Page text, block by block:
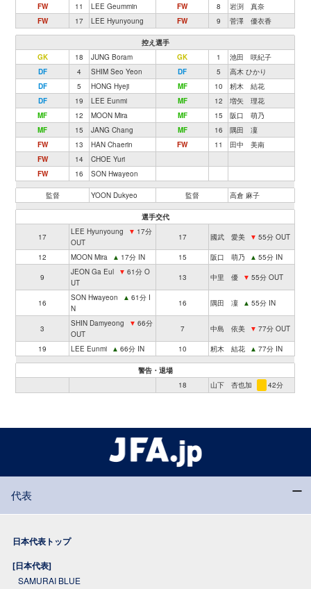
FW
11 LEE Geummin FW 8
岩渕 真奈
FW
17 LEE Hyunyoung FW 9 菅澤 優衣香
控え選手
GK
18 JUNG Boram GK 1
池田 咲紀子
DF
4 SHIM Seo Yeon DF 5
高木 ひかり
DF
5 HONG Hyeji MF 10
籾木 結花
DF
19 LEE Eunmi MF 12
増矢 理花
MF
12 MOON Mira MF 15
阪口 萌乃
MF
15 JANG Chang MF 16
隅田 凜
FW
13 HAN Chaerin FW 11
田中 美南
FW
14
CHOE Yuri
FW
16 SON Hwayeon
監督 YOON Dukyeo 監督 高倉 麻子
選手交代
17
LEE Hyunyoung ▼ 17分
OUT
17 國武 愛美 ▼ 55分 OUT
12 MOON Mira ▲ 17分 IN 15 阪口 萌乃 ▲ 55分 IN
9
JEON Ga Eul ▼ 61分 O
UT
13 中里 優 ▼ 55分 OUT
16
SON Hwayeon ▲ 61分 I
N
16 隅田 凜 ▲ 55分 IN
3
SHIN Damyeong ▼ 66分
OUT
7 中島 依美 ▼ 77分 OUT
19 LEE Eunmi ▲ 66分 IN 10 籾木 結花 ▲ 77分 IN
警告・退場
18
山下 杏也加 42分
代表
日本代表トップ
[日本代表]
SAMURAI BLUE